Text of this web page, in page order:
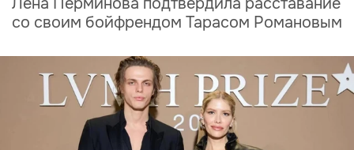
со своим бойфрендом Тарасом Романовым